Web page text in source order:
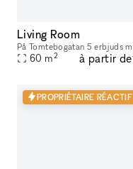
Living Room
60 m2 à partir de
PROPRIÉTAIRE